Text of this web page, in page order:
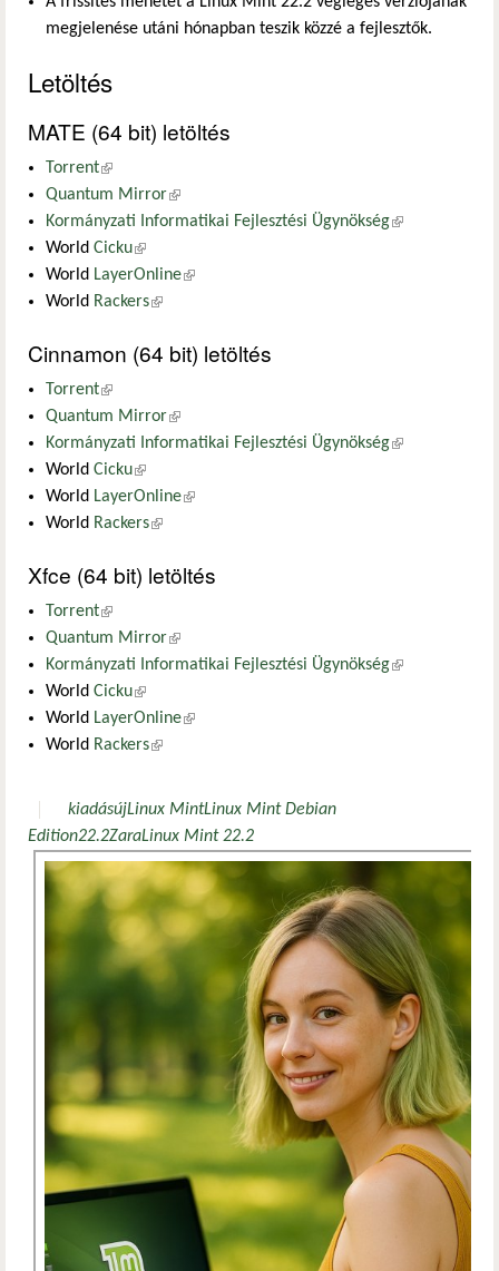
megjelenése utáni hónapban teszik közzé a fejlesztők.
Letöltés
MATE (64 bit) letöltés
Torrent(külső hivatkozás)
Quantum Mirror(külső hivatkozás)
Kormányzati Informatikai Fejlesztési Ügynökség(külső
World Cicku(külső hivatkozás)
World LayerOnline(külső hivatkozás)
World Rackers(külső hivatkozás)
Cinnamon (64 bit) letöltés
Torrent(külső hivatkozás)
Quantum Mirror(külső hivatkozás)
Kormányzati Informatikai Fejlesztési Ügynökség(külső
World Cicku(külső hivatkozás)
World LayerOnline(külső hivatkozás)
World Rackers(külső hivatkozás)
Xfce (64 bit) letöltés
Torrent(külső hivatkozás)
Quantum Mirror(külső hivatkozás)
Kormányzati Informatikai Fejlesztési Ügynökség(külső
World Cicku(külső hivatkozás)
World LayerOnline(külső hivatkozás)
World Rackers(külső hivatkozás)
kiadásújLinux MintLinux Mint Debian
Edition22.2ZaraLinux Mint 22.2